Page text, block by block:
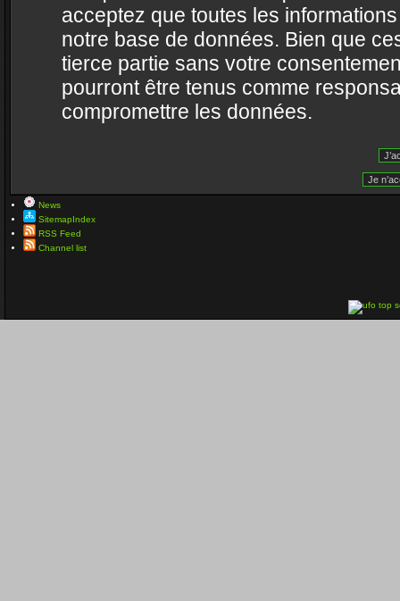
acceptez que toutes les
notre base de données. Bien que
tierce partie sans votre
pourront être tenus comme
compromettre les données.
News
SitemapIndex
RSS Feed
Channel list